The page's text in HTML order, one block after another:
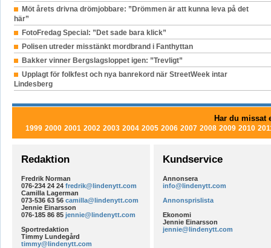
Möt årets drivna drömjobbare: ”Drömmen är att kunna leva på det
här”
FotoFredag Special: ”Det sade bara klick”
Polisen utreder misstänkt mordbrand i Fanthyttan
Bakker vinner Bergslagsloppet igen: ”Trevligt”
Upplagt för folkfest och nya banrekord när StreetWeek intar
Lindesberg
Har du missat
1999 2000 2001 2002 2003 2004 2005 2006 2007 2008 2009 2010
Redaktion
Fredrik Norman
076-234 24 24 fredrik@lindenytt.com
Camilla Lagerman
073-536 63 56 camilla@lindenytt.com
Jennie Einarsson
076-185 86 85 jennie@lindenytt.com
Sportredaktion
Timmy Lundegård
timmy@lindenytt.com
Kundservice
Annonsera
info@lindenytt.com
Annonsprislista
Ekonomi
Jennie Einarsson
jennie@lindenytt.com